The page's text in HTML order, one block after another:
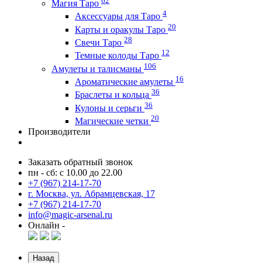
Магия Таро
Аксессуары для Таро 4
Карты и оракулы Таро 20
Свечи Таро 28
Темные колоды Таро 12
Амулеты и талисманы 106
Ароматические амулеты 16
Браслеты и кольца 36
Кулоны и серьги 36
Магические четки 20
Производители
Заказать обратный звонок
пн - сб: с 10.00 до 22.00
+7 (967) 214-17-70
г. Москва, ул. Абрамцевская, 17
+7 (967) 214-17-70
info@magic-arsenal.ru
Онлайн -
Назад